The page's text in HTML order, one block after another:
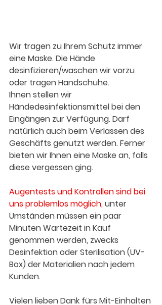
Wir tragen zu Ihrem Schutz immer
eine Maske. Die Hände
desinfizieren/waschen wir vorzu
oder tragen Handschuhe.
Ihnen stellen wir
Händedesinfektionsmittel bei den
Eingängen zur Verfügung. Darf
natürlich auch beim Verlassen des
Geschäfts genutzt werden. Ferner
bieten wir Ihnen eine Maske an, falls
diese vergessen ging.
Augentests und Kontrollen sind bei
uns problemlos möglich, unter
Umständen müssen ein paar
Minuten Wartezeit in Kauf
genommen werden, zwecks
Desinfektion oder Sterilisation (UV-
Box) der Materialien nach jedem
Kunden.
Vielen lieben Dank fürs Mit-Einhalten